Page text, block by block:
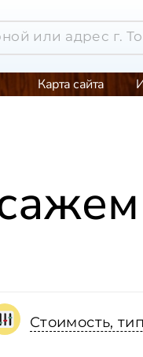
Карта сайта
Стоимость,